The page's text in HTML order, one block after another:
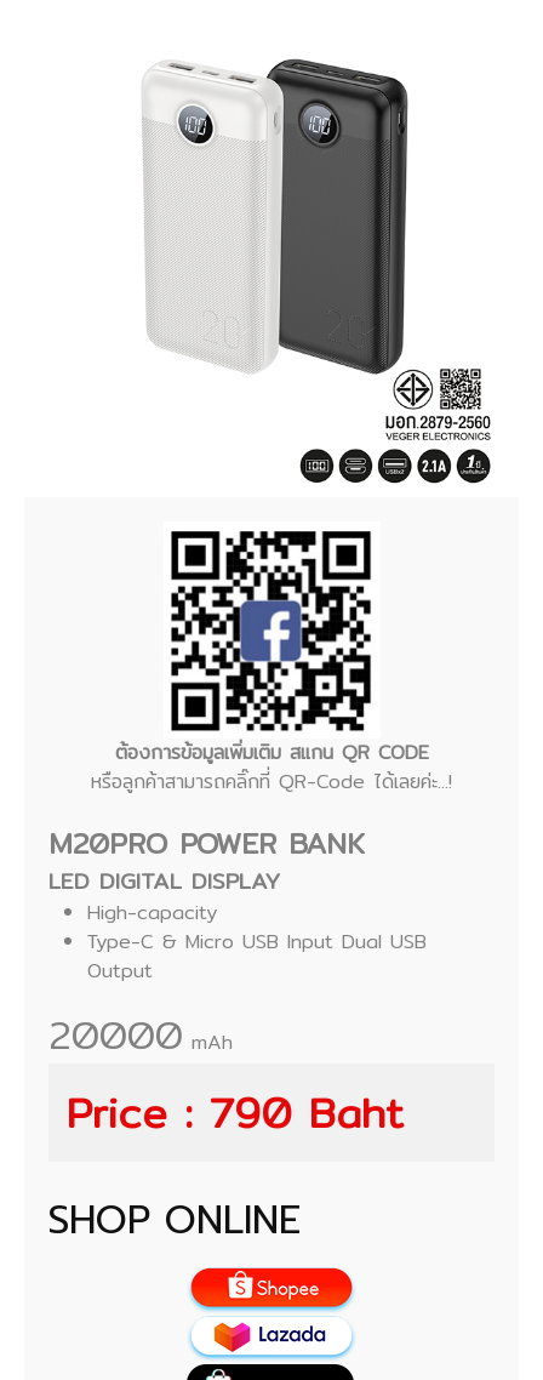
ต้องการข้อมูลเพิ่มเติม สแกน QR CODE
หรือลูกค้าสามารถคลิ๊กที่ QR-Code ได้เลยค่ะ...!
M20PRO POWER BANK
LED DIGITAL DISPLAY
High-capacity
Type-C & Micro USB Input Dual USB
Output
20000 mAh
Price : 790 Baht
SHOP ONLINE